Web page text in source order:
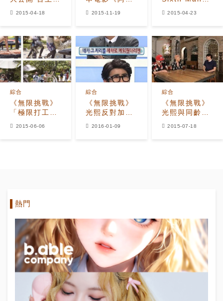
2015-04-18 2015-11-19 2015-04-23
《無限挑戰》
「極限打工」
綜合
2015-06-06
《無限挑戰》
光熙反對加入
綜合
2016-01-09
《無限挑戰》
光熙與同齡朋
綜合
2015-07-18
熱門